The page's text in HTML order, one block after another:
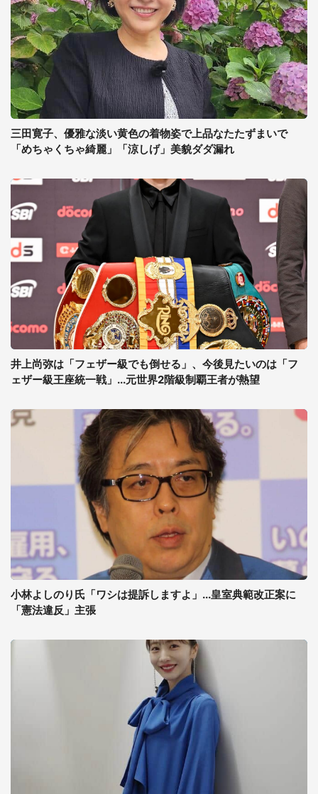
三田寛子、優雅な淡い黄色の着物姿で上品なたたずまいで
「めちゃくちゃ綺麗」「涼しげ」美貌ダダ漏れ
井上尚弥は「フェザー級でも倒せる」、今後見たいのは「フ
ェザー級王座統一戦」...元世界2階級制覇王者が熱望
小林よしのり氏「ワシは提訴しますよ」...皇室典範改正案に
「憲法違反」主張